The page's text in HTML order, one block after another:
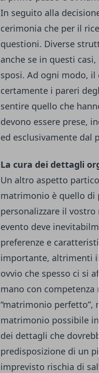
In seguito alla
cerimonia che per il
questioni. Diverse
anche se in questi
sposi. Ad ogni modo, il
certamente i pareri
sentire quello che
devono essere prese,
ed esclusivamente dal
La cura dei dettagli
Un altro aspetto
matrimonio è quello di
personalizzare il
evento deve
preferenze e
importante, altrimenti il
ovvio che spesso ci si
mano con competenza
“matrimonio perfetto”,
matrimonio possibile in
dei dettagli che
predisposizione di un
imprevisto rischia di